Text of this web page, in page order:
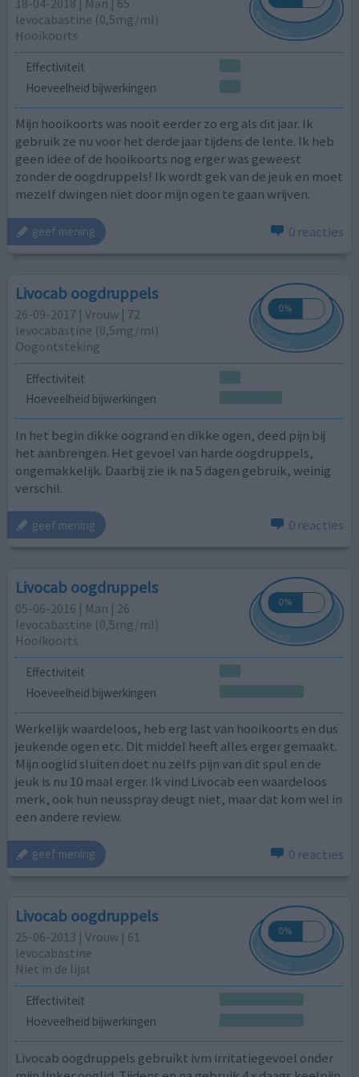
levocabastine (0,5mg/ml)
Hooikoorts
Effectiviteit
Hoeveelheid bijwerkingen
Mijn hooikoorts was nooit eerder zo erg als dit jaar. Ik
gebruik ze nu voor het derde jaar tijdens de lente. Ik heb
geen idee of de hooikoorts nog erger was geweest
zonder de oogdruppels! Ik wordt gek van de jeuk en moet
mezelf dwingen niet door mijn ogen te gaan wrijven.
geef mening 0 reacties
Livocab oogdruppels
26-09-2017 | Vrouw | 72
levocabastine (0,5mg/ml)
Oogontsteking
Effectiviteit
Hoeveelheid bijwerkingen
In het begin dikke oogrand en dikke ogen, deed pijn bij
het aanbrengen. Het gevoel van harde oogdruppels,
ongemakkelijk. Daarbij zie ik na 5 dagen gebruik, weinig
verschil.
geef mening 0 reacties
Livocab oogdruppels
05-06-2016 | Man | 26
levocabastine (0,5mg/ml)
Hooikoorts
Effectiviteit
Hoeveelheid bijwerkingen
Werkelijk waardeloos, heb erg last van hooikoorts en dus
jeukende ogen etc. Dit middel heeft alles erger gemaakt.
Mijn ooglid sluiten doet nu zelfs pijn van dit spul en de
jeuk is nu 10 maal erger. Ik vind Livocab een waardeloos
merk, ook hun neusspray deugt niet, maar dat kom wel in
een andere review.
geef mening 0 reacties
Livocab oogdruppels
25-06-2013 | Vrouw | 61
levocabastine
Niet in de lijst
Effectiviteit
Hoeveelheid bijwerkingen
Livocab oogdruppels gebruikt ivm irritatiegevoel onder